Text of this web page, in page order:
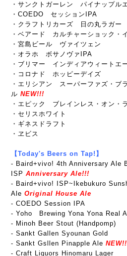
・サンクトガーレン パイナップル
・COEDO セッションIPA
・クラフトリカーズ 日の丸ラガー
・ベアード カルチャーショック・
・宮島ビール ヴァイツェン
・オラホ ボサノヴァIPA
・ブリマー インディアウィートエ
・コロナド ホッピーデイズ
・エリシアン スーパーファズ・ブ
ル NEW!!!
・エピック ブレインレス・オン・
・セリスホワイト
・ギネスドラフト
・ヱビス
【Today's Beers on Tap!】
- Baird+vivo! 4th Anniversary Ale
ISP Anniversary Ale!!!
- Baird+vivo! ISP~Ikebukuro
Ale Original House Ale
- COEDO Session IPA
- Yoho Brewing Yona Yona Real
- Minoh Beer Stout (Handpomp)
- Sankt Gallen Syounan Gold
- Sankt Gsllen Pinapple Ale
- Craft Liquors Hinomaru Lager